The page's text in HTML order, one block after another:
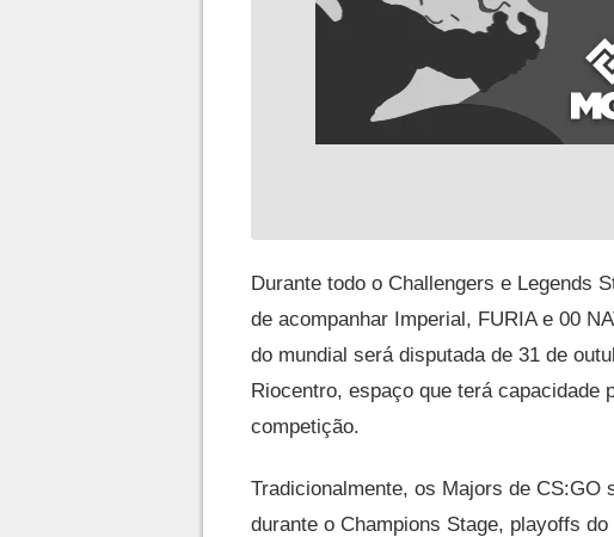
Durante todo o Challengers e Legends
de acompanhar Imperial, FURIA e 00
do mundial será disputada de 31 de
Riocentro, espaço que terá capacidade
competição.
Tradicionalmente, os Majors de CS:GO
durante o Champions Stage, playoffs